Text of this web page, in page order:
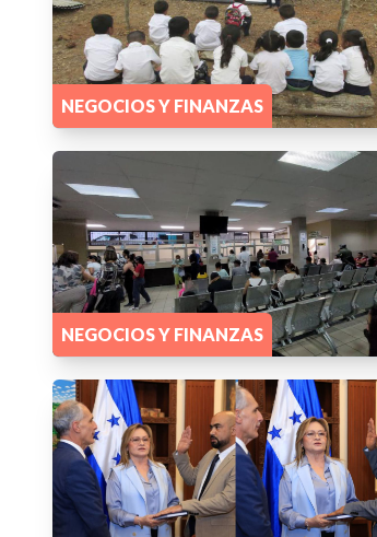
NEGOCIOS Y FINANZAS
NEGOCIOS Y FINANZAS